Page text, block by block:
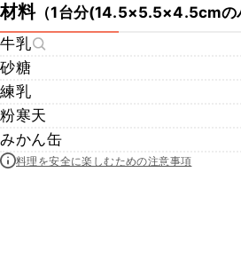
材料（1台分(14.5×5.5×4.5cmの
牛乳
砂糖
練乳
粉寒天
みかん缶
料理を安全に楽しむための注意事項